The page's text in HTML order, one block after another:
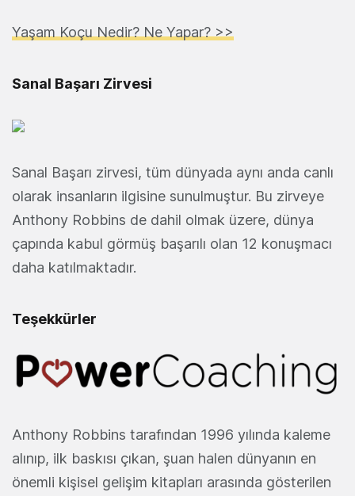
Yaşam Koçu Nedir? Ne Yapar? >>
Sanal Başarı Zirvesi
Sanal Başarı zirvesi, tüm dünyada aynı anda canlı
olarak insanların ilgisine sunulmuştur. Bu zirveye
Anthony Robbins de dahil olmak üzere, dünya
çapında kabul görmüş başarılı olan 12 konuşmacı
daha katılmaktadır.
Teşekkürler
Anthony Robbins tarafından 1996 yılında kaleme
alınıp, ilk baskısı çıkan, şuan halen dünyanın en
önemli kişisel gelişim kitapları arasında gösterilen